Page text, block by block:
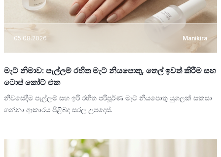
05.08.2026 Manikira
මැට් නිමාව: පැල්ලම් රහිත මැට් නියපොතු, තෙල් ඉවත් කිරීම සහ
ටොප් කෝට් එක
නිවසේදීම පැල්ලම් සහ ඉරි රහිත පරිපූර්ණ මැට් නියපොතු යුගලක් සකසා
ගන්නා ආකාරය පිළිබඳ සරල උපදෙස්.